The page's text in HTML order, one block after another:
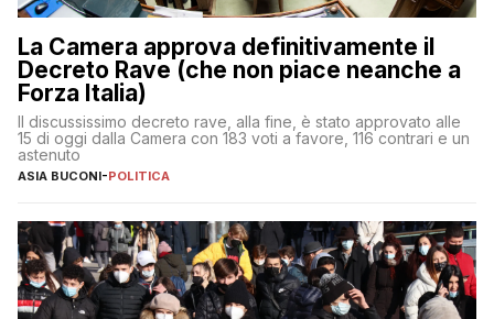
La Camera approva definitivamente il
Decreto Rave (che non piace neanche a
Forza Italia)
Il discussissimo decreto rave, alla fine, è stato approvato alle
15 di oggi dalla Camera con 183 voti a favore, 116 contrari e un
astenuto
ASIA BUCONI-POLITICA